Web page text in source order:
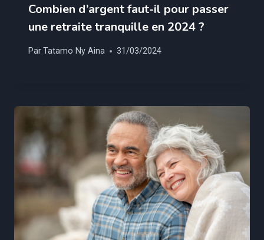
Combien d’argent faut-il pour passer
une retraite tranquille en 2024 ?
ParTatamo Ny Aina 31/03/2024